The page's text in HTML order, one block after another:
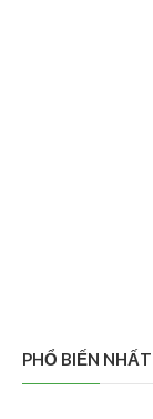
PHỔ BIẾN NHẤT